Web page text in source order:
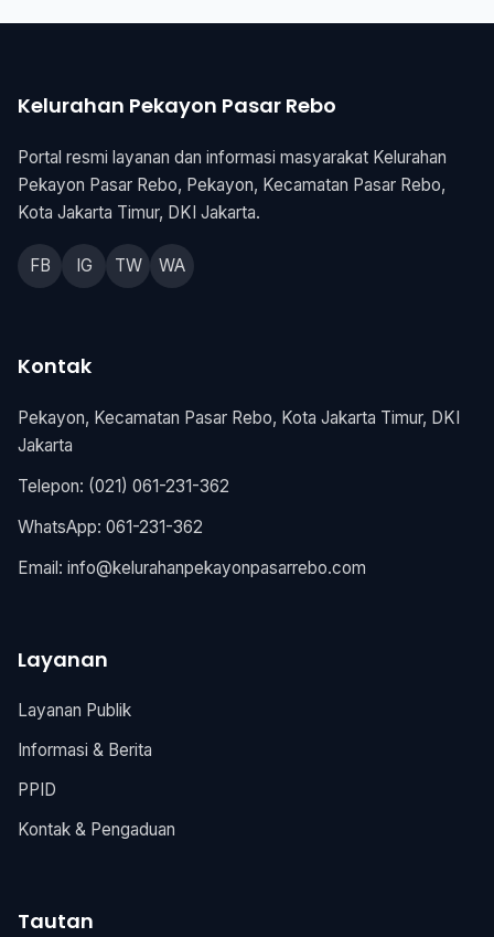
Kelurahan Pekayon Pasar Rebo
Portal resmi layanan dan informasi masyarakat Kelurahan
Pekayon Pasar Rebo, Pekayon, Kecamatan Pasar Rebo,
Kota Jakarta Timur, DKI Jakarta.
FB IG TW WA
Kontak
Pekayon, Kecamatan Pasar Rebo, Kota Jakarta Timur, DKI
Jakarta
Telepon: (021) 061-231-362
WhatsApp: 061-231-362
Email: info@kelurahanpekayonpasarrebo.com
Layanan
Layanan Publik
Informasi & Berita
PPID
Kontak & Pengaduan
Tautan